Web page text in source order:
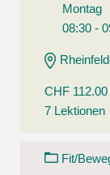
Montag
08:30 -
CHF 112.00
7 Lektionen
Fit/